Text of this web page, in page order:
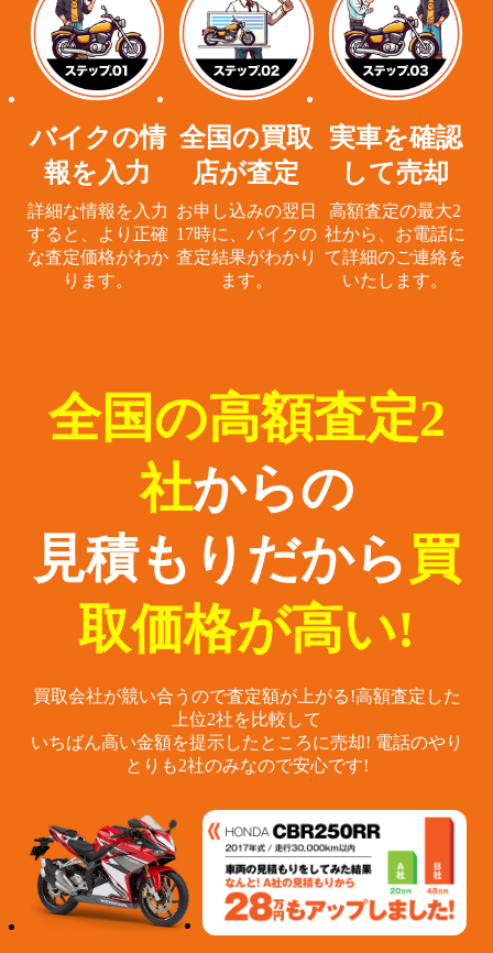
バイクの情
報を入力
詳細な情報を入力
すると、
より正確
な査定価格がわか
ります。
全国の買取
店が査定
お申し込みの翌日
17時に、 バイクの
査定結果がわかり
ます。
実車を確認
して売却
高額査定の最大2
社から、 お電話に
て詳細のご連絡を
いたします。
全国の高額査定2
社からの
見積もりだから 買
取価格が高い!
買取会社が競い合うので査定額が上がる!高額査定した
上位2社を比較して
いちばん高い金額を提示したところに売却! 電話のやり
とりも2社のみなので安心です!